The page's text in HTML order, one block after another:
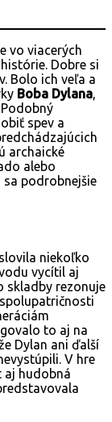
vo viacerých
Dobre si
Bolo ich veľa a
Boba Dylana,
Podobný
spev a
archaické
alebo
sa podrobnejšie
niekoľko
vycítil aj
skladby rezonuje
to aj na
Dylan ani ďalší
V hre
aj hudobná